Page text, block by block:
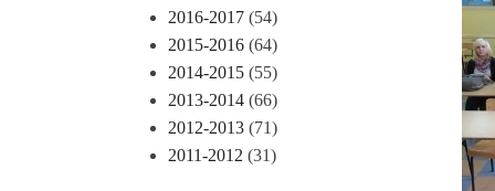
2016-2017 (54)
2015-2016 (64)
2014-2015 (55)
2013-2014 (66)
2012-2013 (71)
2011-2012 (31)